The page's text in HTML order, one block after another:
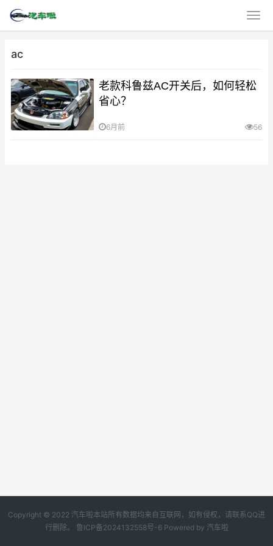
ac
老款科鲁兹AC开关后，如何轻松
省心？
6月前 56
Copyright © 2022 汽车啦本站所有数据均来自互联网，如有侵权，请联系QQ进
行删除。 鲁ICP备2024132558号-6Powered by 汽车啦